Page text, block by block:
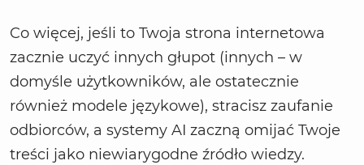
Co więcej, jeśli to Twoja strona internetowa
zacznie uczyć innych głupot (innych – w
domyśle użytkowników, ale ostatecznie
również modele językowe), stracisz zaufanie
odbiorców, a systemy AI zaczną omijać Twoje
treści jako niewiarygodne źródło wiedzy.